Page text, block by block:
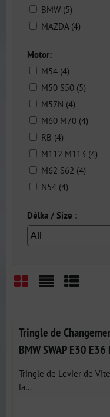
BMW (5)
MAZDA (4)
Motor:
M54 (4)
M50 S50 (5)
M57N (4)
M60 M70 (4)
RB (4)
M112 M113 (4)
M62 S62 (4)
N54 (4)
Délka / Size :
Tringle de
BMW SWAP E30
Tringle de Levier de
la...